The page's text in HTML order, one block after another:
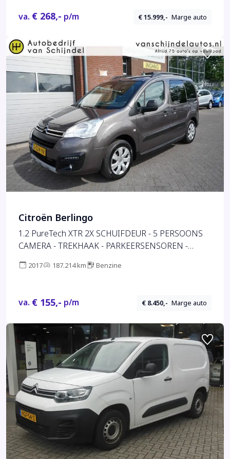
va. € 268,- p/m € 15.999,- Marge auto
Citroën Berlingo
1.2 PureTech XTR 2X SCHUIFDEUR - 5 PERSOONS
CAMERA - TREKHAAK - PARKEERSENSOREN -
AUT. VERLICHTING - REGENSENSOR
2017 187.214 km Benzine
va. € 155,- p/m € 8.450,- Marge auto